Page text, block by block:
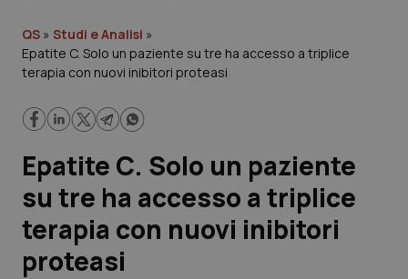
Governo e Parlamento
Regioni e Asl
Lavoro e Professioni
Scienza e Farmaci
Studi e Analisi
QS » Studi e Analisi »
Epatite C. Solo un paziente su tre ha accesso a triplice
terapia con nuovi inibitori proteasi
Epatite C. Solo un paziente
su tre ha accesso a triplice
terapia con nuovi inibitori
proteasi